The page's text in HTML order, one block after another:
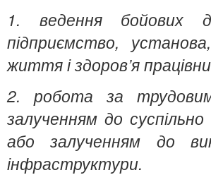
1. ведення бойових
підприємство,
життя і здоров’я
2. робота за
залученням до
або залученням до
інфраструктури.